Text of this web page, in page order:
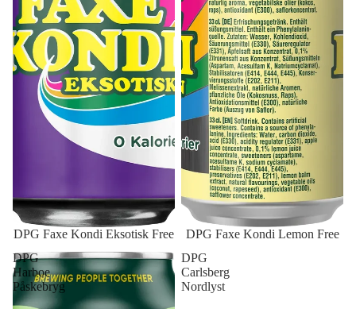
DPG Faxe Kondi Eksotisk Free
DPG Faxe Kondi Lemon Free
DPG
Harboe
Påskebryg
DPG
Carlsberg
Nordlyst